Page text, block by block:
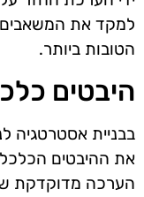
למקד את המשאבים
הטובות ביותר.
היבטים
בבניית אסטרטגיה
את ההיבטים
הערכה מדוקדקת